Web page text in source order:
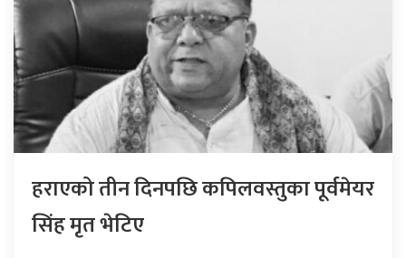
हराएको तीन दिनपछि कपिलवस्तुका पूर्वमेयर
सिंह मृत भेटिए